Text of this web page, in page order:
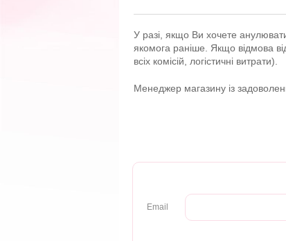
У разі, якщо Ви хочете
якомога раніше. Якщо відмова
всіх комісій, логістичні витрати).
Менеджер магазину із
Email